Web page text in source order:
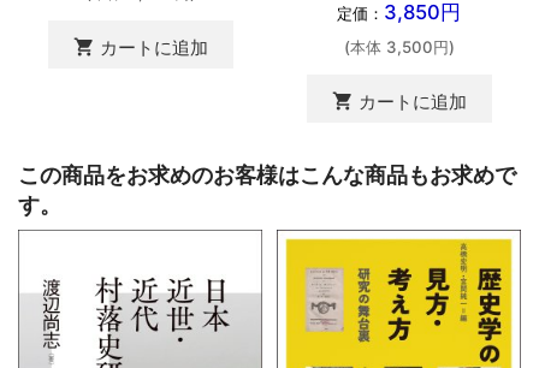
shopping_cart カートに追加
定価： 3,850円
(本体 3,500円)
shopping_cart カートに追加
この商品をお求めのお客様はこんな商品もお求めで
す。